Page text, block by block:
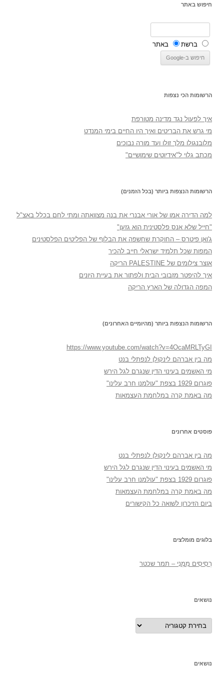
חיפוש באתר
ברשת באתר
הרשומות הכי נצפות
איך לפעול נגד מדינה מטורפת
מי גרש את הבריטים ואיך היו החיים בימי המנדט
מלובנגולו מלך זולו ועד מורה נבוכים
מכתב גלוי ל"אידיוטים שימושיים"
הרשומות הנצפות ביותר (בכל הזמנים)
למה הדירה אמו של אורי אבנרי את בנה מצוואתה ומתי לחם בכלל באצ"ל
"חייל שלא אנס פלסטינית הוא גזען"
ג'ואן פיטרס – החוקרת שחשפה את הבלוף של הפליטים הפלסטינים
המפות שכל תלמיד ישראלי חייב להכיר
אוצר צילומים של PALESTINE הריקה
איך להיפטר מזבובי הבית ולפתור את בעיית היונים
המפה הגדולה של הארץ הריקה
הרשומות הנצפות ביותר (מהיומיים האחרונים)
https://www.youtube.com/watch?v=4OcaMRLTyGI
מה בין אברהם לינקולן לנפתלי בנט
מי האשמים בעינוי הדין שנגרם לגל הירש
פוגרום 1929 בצפת "עולמנו חרב עלינו"
מה באמת קרה במלחמת העצמאות
פוסטים אחרונים
מה בין אברהם לינקולן לנפתלי בנט
מי האשמים בעינוי הדין שנגרם לגל הירש
פוגרום 1929 בצפת "עולמנו חרב עלינו"
מה באמת קרה במלחמת העצמאות
ביום הזיכרון לשואה כל הקישורים
בלוגים מומלצים
רְסִיסִים מִמֶנִי – תמר שכטר
נושאים
נושאים
נושאים